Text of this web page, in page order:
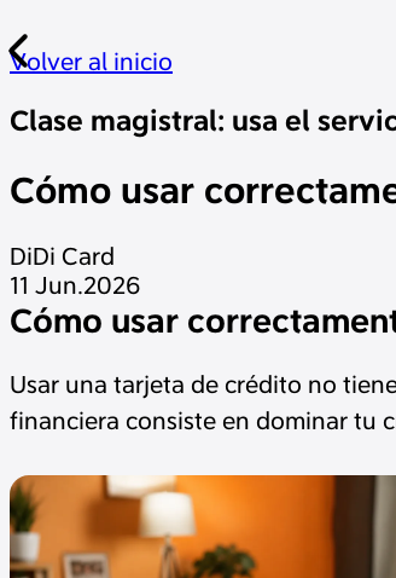
Volver al inicio
Clase magistral: usa el
Cómo usar
DiDi Card
11 Jun.2026
Cómo usar
Usar una tarjeta de crédito no
financiera consiste en dominar tu